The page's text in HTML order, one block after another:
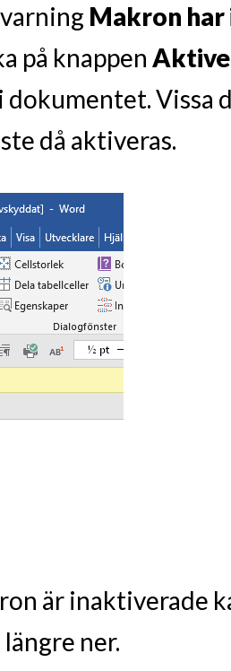
Makron
på knappen
Vissa
då aktiveras.
är inaktiverade
ner.